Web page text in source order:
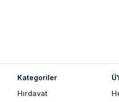
Kategoriler
Hırdavat